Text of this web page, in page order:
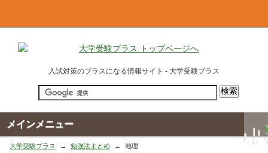
入試対策のプラスになる情報サイト - 大学受験プラス
大学受験プラス 勉強法まとめ 地理
メインメニュー